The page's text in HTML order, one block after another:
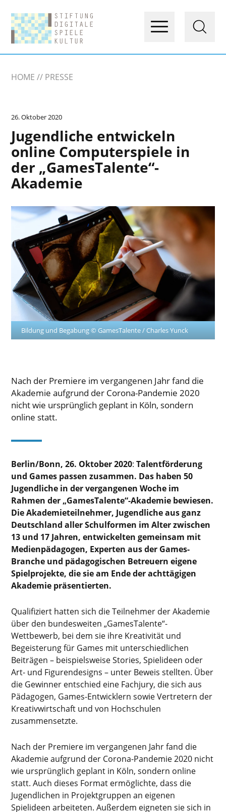
HOME PRESSE
26. Oktober 2020
Jugendliche entwickeln
online Computerspiele in
der „GamesTalente“-
Akademie
Bildung und Begabung © GamesTalente / Charles Yunck
Nach der Premiere im vergangenen Jahr fand die
Akademie aufgrund der Corona-Pandemie 2020
nicht wie ursprünglich geplant in Köln, sondern
online statt.
Berlin/Bonn, 26. Oktober 2020: Talentförderung
und Games passen zusammen. Das haben 50
Jugendliche in der vergangenen Woche im
Rahmen der „GamesTalente“-Akademie bewiesen.
Die Akademieteilnehmer, Jugendliche aus ganz
Deutschland aller Schulformen im Alter zwischen
13 und 17 Jahren, entwickelten gemeinsam mit
Medienpädagogen, Experten aus der Games-
Branche und pädagogischen Betreuern eigene
Spielprojekte, die sie am Ende der achttägigen
Akademie präsentierten.
Qualifiziert hatten sich die Teilnehmer der Akademie
über den bundesweiten „GamesTalente“-
Wettbewerb, bei dem sie ihre Kreativität und
Begeisterung für Games mit unterschiedlichen
Beiträgen – beispielsweise Stories, Spielideen oder
Art- und Figurendesigns – unter Beweis stellten. Über
die Gewinner entschied eine Fachjury, die sich aus
Pädagogen, Games-Entwicklern sowie Vertretern der
Kreativwirtschaft und von Hochschulen
zusammensetzte.
Nach der Premiere im vergangenen Jahr fand die
Akademie aufgrund der Corona-Pandemie 2020 nicht
wie ursprünglich geplant in Köln, sondern online
statt. Auch dieses Format ermöglichte, dass die
Jugendlichen in Projektgruppen an eigenen
Spielideen arbeiteten. Außerdem eigneten sie sich in